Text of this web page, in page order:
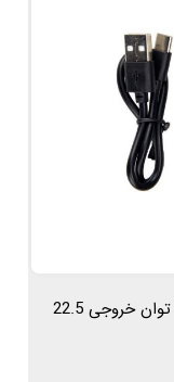
مدل AP-26 با ظرفیت 10000 میلی آمپر با توان خروجی 22.5